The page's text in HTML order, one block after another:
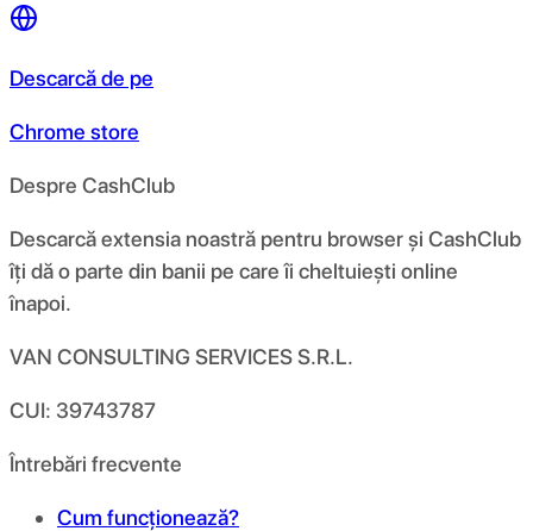
Descarcă de pe
Chrome store
Despre CashClub
Descarcă extensia noastră pentru browser și CashClub
îți dă o parte din banii pe care îi cheltuiești online
înapoi.
VAN CONSULTING SERVICES S.R.L.
CUI: 39743787
Întrebări frecvente
Cum funcționează?